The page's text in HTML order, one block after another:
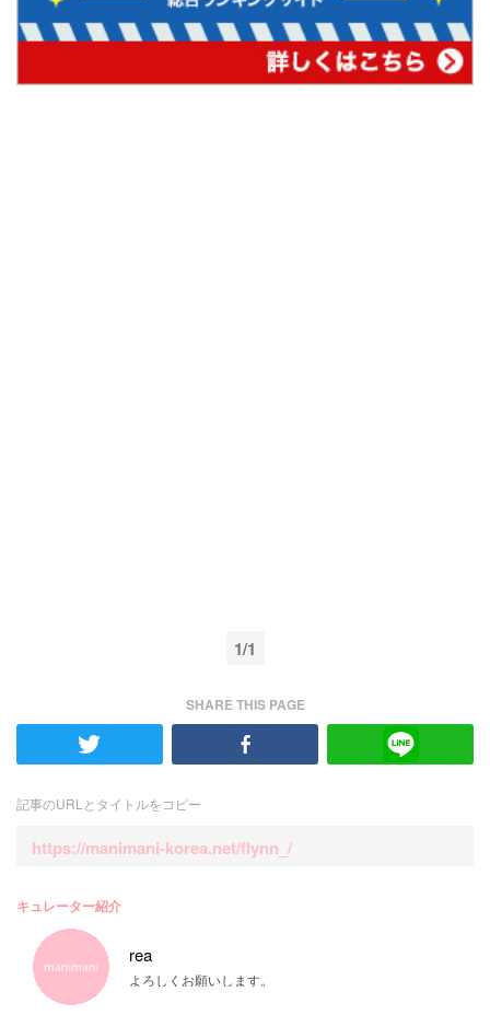
1/1
SHARE THIS PAGE
記事のURLとタイトルをコピー
https://manimani-korea.net/flynn_/
キュレーター紹介
rea
よろしくお願いします。